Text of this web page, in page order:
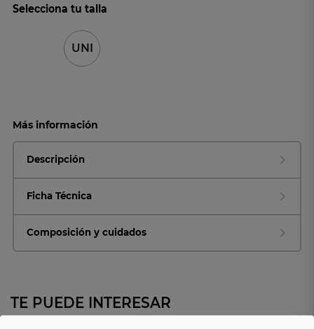
Selecciona tu talla
UNI
Más información
Descripción
Ficha Técnica
Composición y cuidados
TE PUEDE INTERESAR